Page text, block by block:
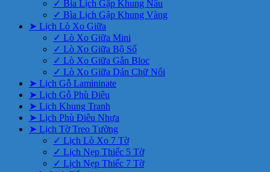
✓ Bìa Lịch Gập Khung Nâu
✓ Bìa Lịch Gập Khung Vàng
➤ Lịch Lò Xo Giữa
✓ Lò Xo Giữa Mini
✓ Lò Xo Giữa Bộ Số
✓ Lò Xo Giữa Gắn Bloc
✓ Lò Xo Giữa Dán Chữ Nổi
➤ Lịch Gỗ Lamininate
➤ Lịch Gỗ Phù Điêu
➤ Lịch Khung Tranh
➤ Lịch Phù Điêu Nhựa
➤ Lịch Tờ Treo Tường
✓ Lịch Lò Xo 7 Tờ
✓ Lịch Nẹp Thiếc 5 Tờ
✓ Lịch Nẹp Thiếc 7 Tờ